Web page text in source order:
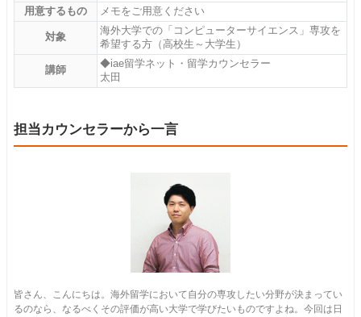
用意するもの
メモをご用意ください
対象
海外大学での「コンピューターサイエンス」専攻を
希望する方（高校生～大学生）
講師
◆iae留学ネット・留学カウンセラー
太田
担当カウンセラーから一言
皆さん、こんにちは。海外留学において自分の専攻したい分野が決まってい
るのなら、なるべくその評価が高い大学で学びたいものですよね。今回は日